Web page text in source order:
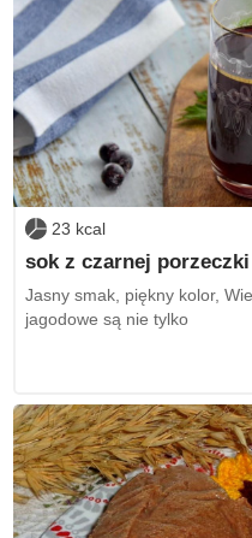
23 kcal
sok z czarnej porzeczki
Jasny smak, piękny kolor,
jagodowe są nie tylko